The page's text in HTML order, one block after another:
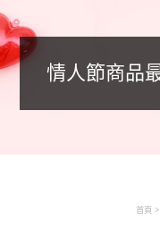
情人節商品
首頁